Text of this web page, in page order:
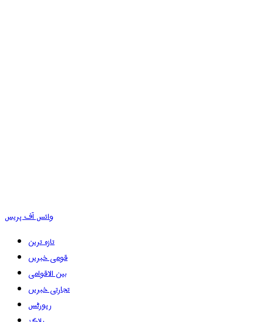
وائس آف پریس
تازہ ترین
قومی خبریں
بین الاقوامی
تجارتی خبریں
رپورٹس